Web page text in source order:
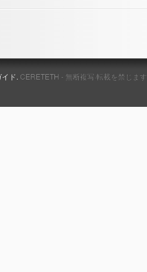
ド. CERETETH - 無断複写·転載を禁じます.